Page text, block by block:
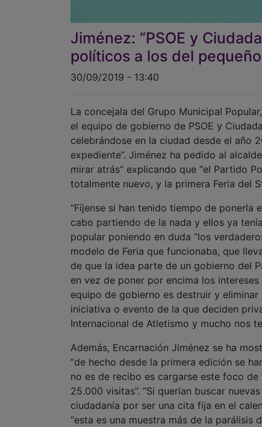
Jiménez: “PSOE y
políticos a los del
30/09/2019 - 13:40
La concejala del Grupo Municipal
el equipo de gobierno de PSOE y
celebrándose en la ciudad desde el año
expediente”. Jiménez ha pedido al
mirar atrás” explicando que “el Partido
totalmente nuevo, y la primera Feria del
“Fíjense si han tenido tiempo de ponerla
cabo partiendo de la nada y ellos ya
popular poniendo en duda “los
modelo de Feria que funcionaba, que
de que la idea parte de un gobierno del
en vez de poner por encima los
equipo de gobierno es destruir y
iniciativa o evento de la que deciden
Internacional de Atletismo y mucho nos
Además, Encarnación Jiménez se ha
“de hecho desde la primera edición se
no es de recibo es cargarse este foco
25.000 visitas”. “Si querían buscar
ciudadanía por ser una cita fija en el
“esta es una muestra más de la